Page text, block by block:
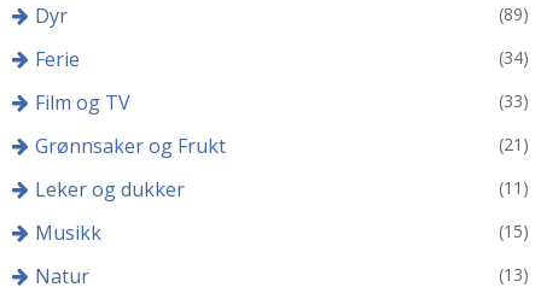
Dyr (89)
Ferie (34)
Film og TV (33)
Grønnsaker og Frukt (21)
Leker og dukker (11)
Musikk (15)
Natur (13)